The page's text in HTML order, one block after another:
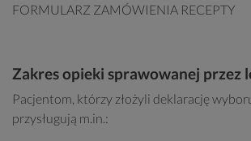
FORMULARZ ZAMÓWIENIA RECEPTY
Zakres opieki sprawowanej przez
Pacjentom, którzy złożyli deklarację
przysługują m.in.: